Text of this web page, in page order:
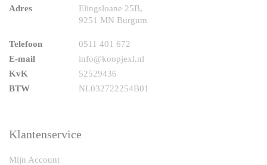
Adres
Elingsloane 25B,
9251 MN Burgum
Telefoon
0511 401 672
E-mail
info@koopjexl.nl
KvK
52529436
BTW
NL032722254B01
Klantenservice
Mijn Account